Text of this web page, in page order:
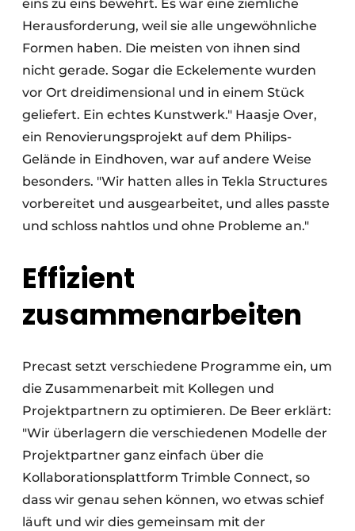
eins zu eins bewehrt. Es war eine ziemliche
Herausforderung, weil sie alle ungewöhnliche
Formen haben. Die meisten von ihnen sind
nicht gerade. Sogar die Eckelemente wurden
vor Ort dreidimensional und in einem Stück
geliefert. Ein echtes Kunstwerk." Haasje Over,
ein Renovierungsprojekt auf dem Philips-
Gelände in Eindhoven, war auf andere Weise
besonders. "Wir hatten alles in Tekla Structures
vorbereitet und ausgearbeitet, und alles passte
und schloss nahtlos und ohne Probleme an."
Effizient
zusammenarbeiten
Precast setzt verschiedene Programme ein, um
die Zusammenarbeit mit Kollegen und
Projektpartnern zu optimieren. De Beer erklärt:
"Wir überlagern die verschiedenen Modelle der
Projektpartner ganz einfach über die
Kollaborationsplattform Trimble Connect, so
dass wir genau sehen können, wo etwas schief
läuft und wir dies gemeinsam mit der